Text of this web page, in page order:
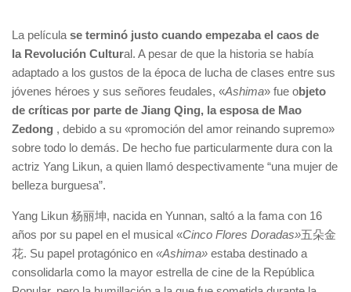
La película se terminó justo cuando empezaba el caos de
la Revolución Cultural. A pesar de que la historia se había
adaptado a los gustos de la época de lucha de clases entre sus
jóvenes héroes y sus señores feudales, «Ashima» fue objeto
de críticas por parte de Jiang Qing, la esposa de Mao
Zedong , debido a su «promoción del amor reinando supremo»
sobre todo lo demás. De hecho fue particularmente dura con la
actriz Yang Likun, a quien llamó despectivamente “una mujer de
belleza burguesa”.
Yang Likun 杨丽坤, nacida en Yunnan, saltó a la fama con 16
años por su papel en el musical «Cinco Flores Doradas»五朵金
花. Su papel protagónico en «Ashima» estaba destinado a
consolidarla como la mayor estrella de cine de la República